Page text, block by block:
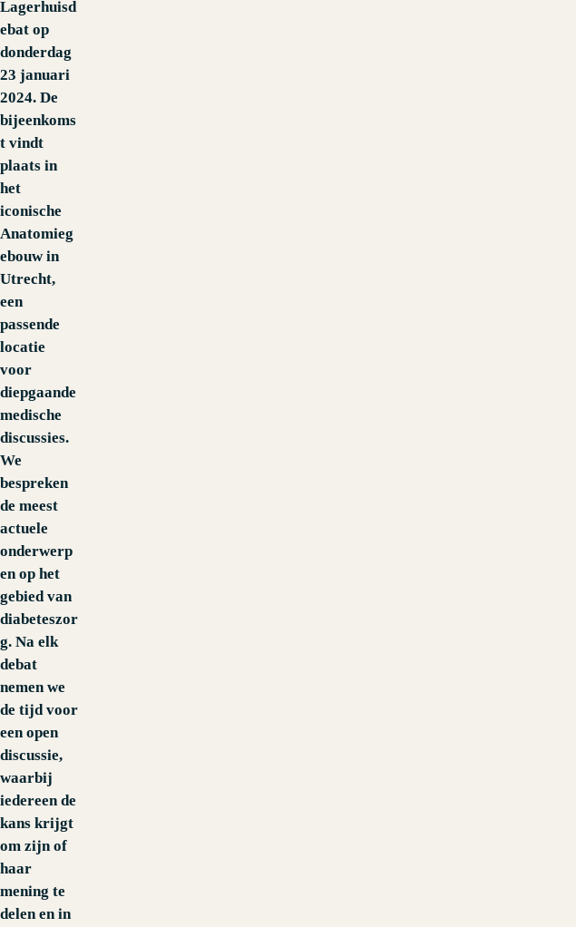
Lagerhuisd
ebat op
donderdag
23 januari
2024. De
bijeenkoms
t vindt
plaats in
het
iconische
Anatomieg
ebouw in
Utrecht,
een
passende
locatie
voor
diepgaande
medische
discussies.
We
bespreken
de meest
actuele
onderwerp
en op het
gebied van
diabeteszor
g. Na elk
debat
nemen we
de tijd voor
een open
discussie,
waarbij
iedereen de
kans krijgt
om zijn of
haar
mening te
delen en in